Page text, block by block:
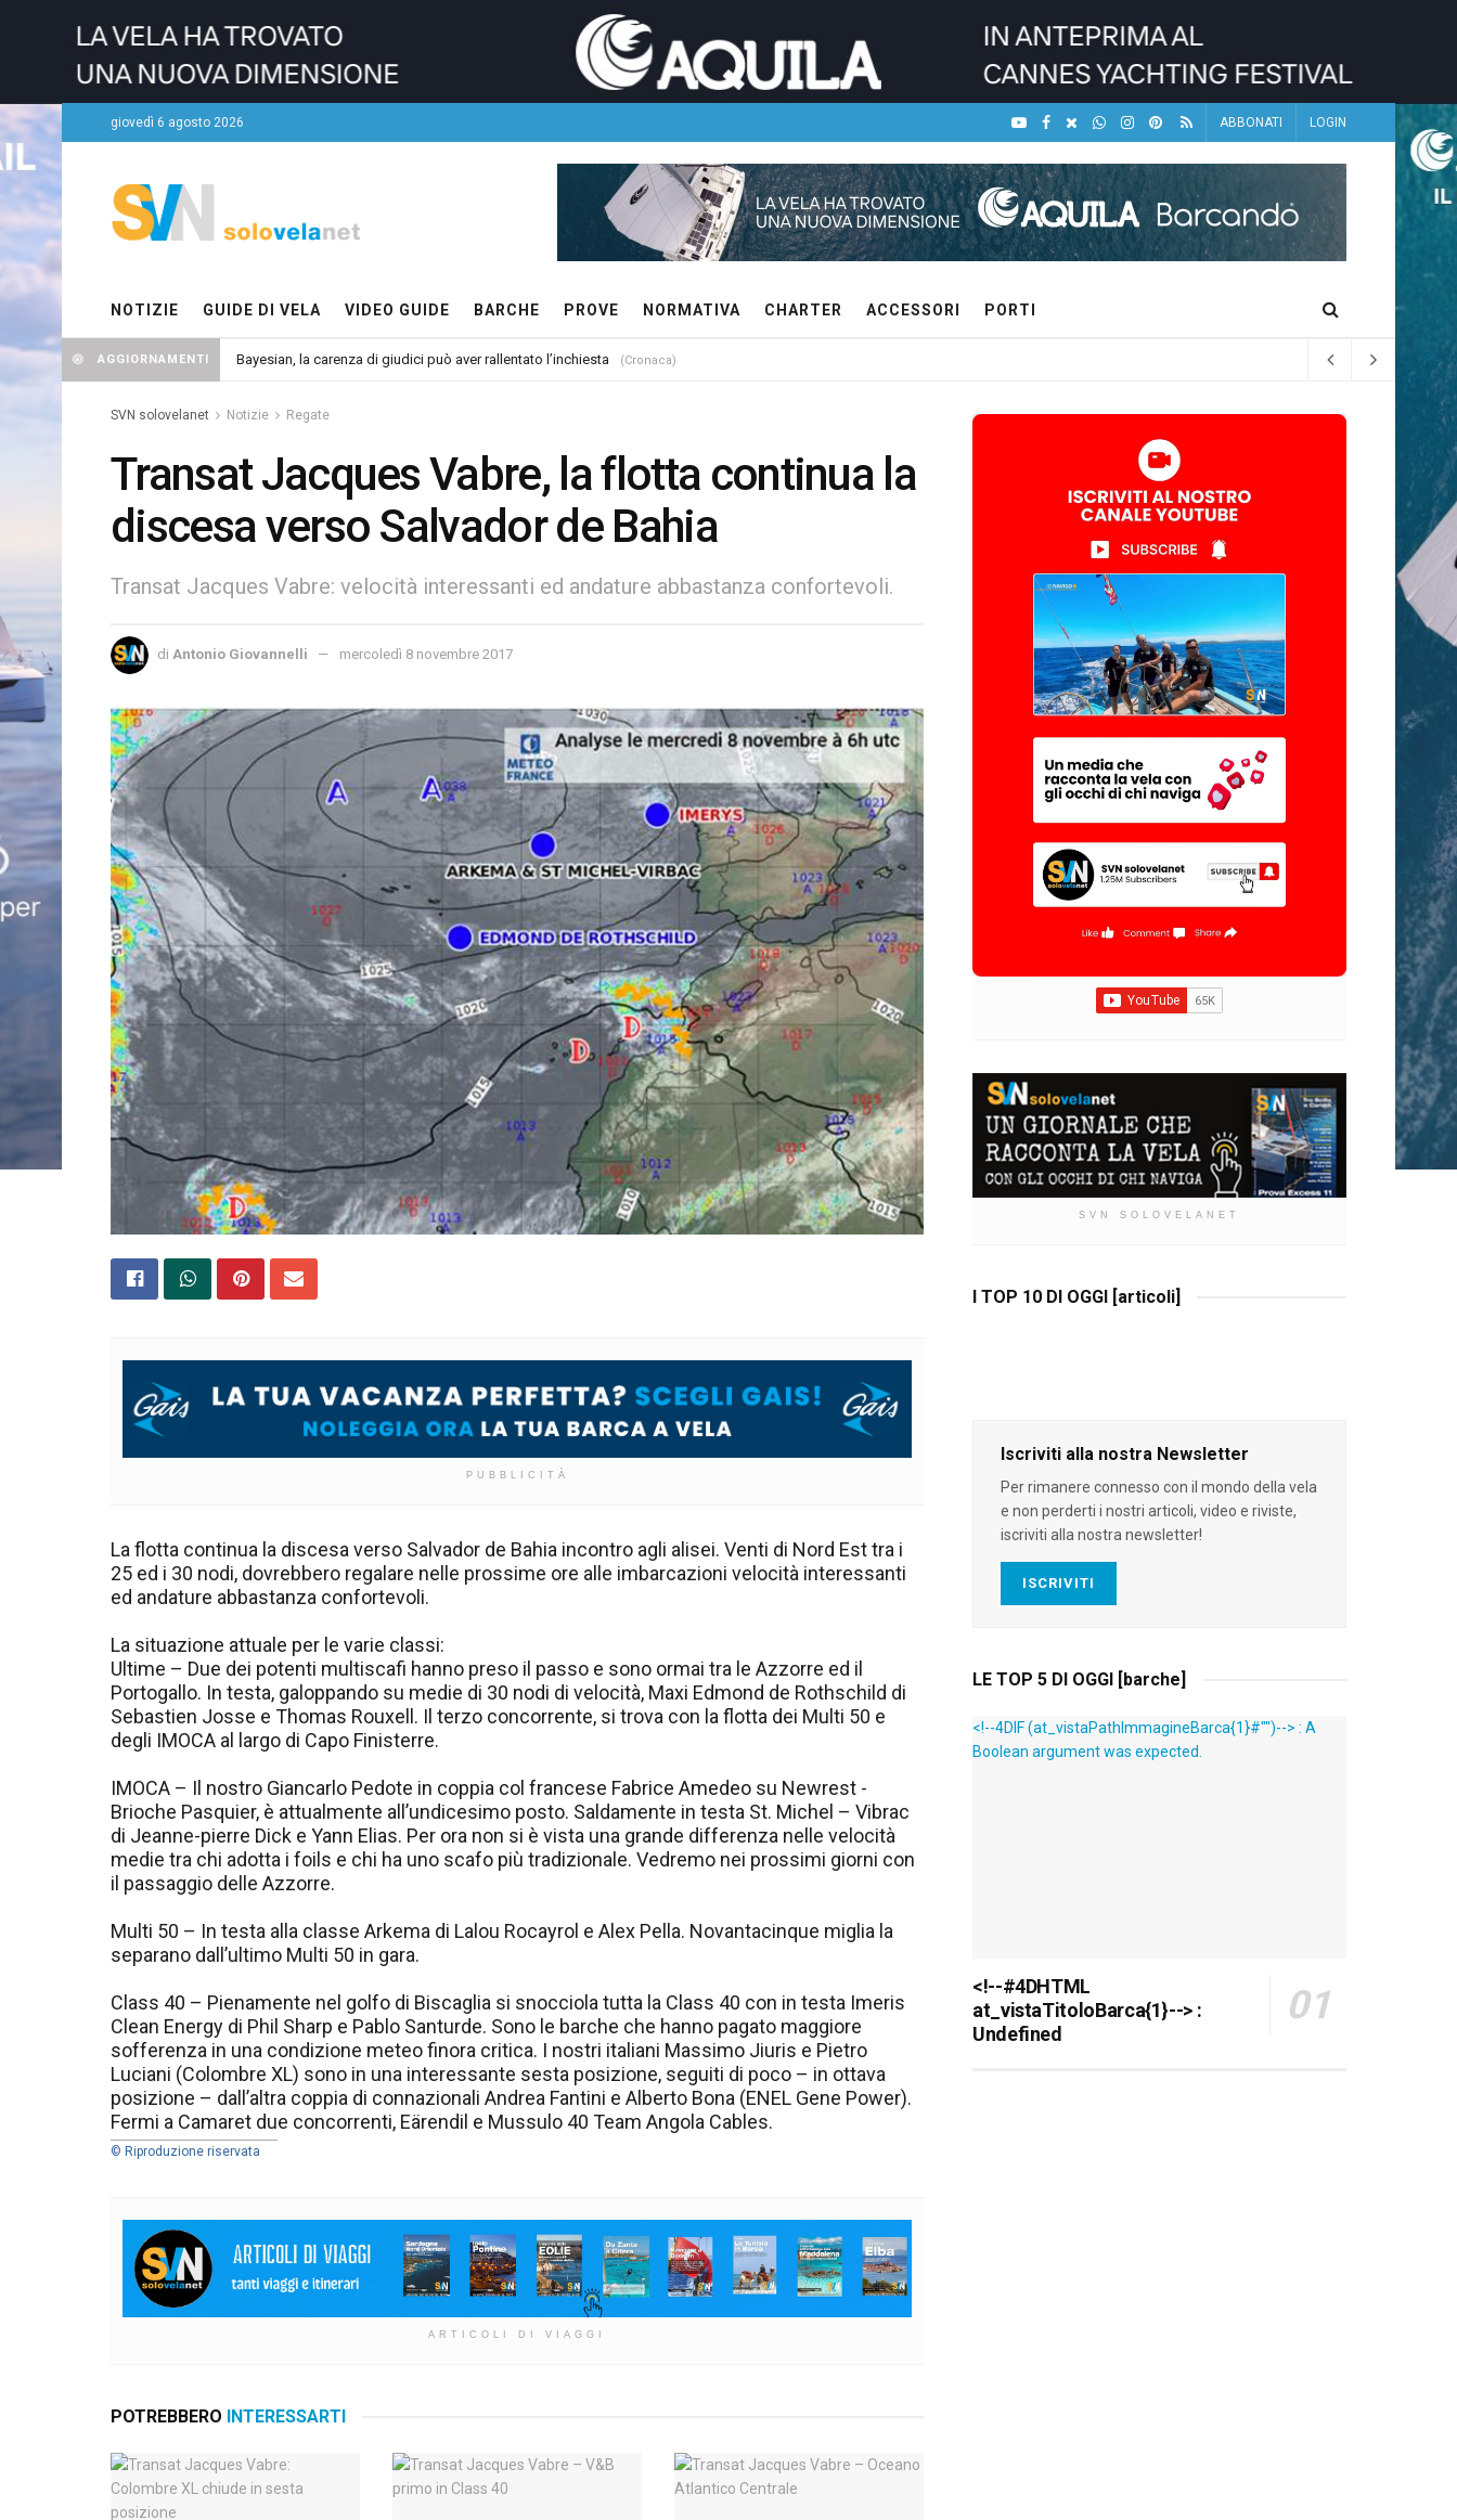
giovedì 6 agosto 2026 ABBONATI LOGIN
NOTIZIE GUIDE DI VELA VIDEO GUIDE BARCHE PROVE NORMATIVA CHARTER ACCESSORI PORTI
AGGIORNAMENTI Bayesian, la carenza di giudici può aver rallentato l’inchiesta (Cronaca)
SVN solovelanet Notizie Regate
Transat Jacques Vabre, la flotta continua la
discesa verso Salvador de Bahia
Transat Jacques Vabre: velocità interessanti ed andature abbastanza confortevoli.
di Antonio Giovannelli mercoledì 8 novembre 2017
PUBBLICITÀ
La flotta continua la discesa verso Salvador de Bahia incontro agli alisei. Venti di Nord Est tra i
25 ed i 30 nodi, dovrebbero regalare nelle prossime ore alle imbarcazioni velocità interessanti
ed andature abbastanza confortevoli.
La situazione attuale per le varie classi:
Ultime – Due dei potenti multiscafi hanno preso il passo e sono ormai tra le Azzorre ed il
Portogallo. In testa, galoppando su medie di 30 nodi di velocità, Maxi Edmond de Rothschild di
Sebastien Josse e Thomas Rouxell. Il terzo concorrente, si trova con la flotta dei Multi 50 e
degli IMOCA al largo di Capo Finisterre.
IMOCA – Il nostro Giancarlo Pedote in coppia col francese Fabrice Amedeo su Newrest -
Brioche Pasquier, è attualmente all’undicesimo posto. Saldamente in testa St. Michel – Vibrac
di Jeanne-pierre Dick e Yann Elias. Per ora non si è vista una grande differenza nelle velocità
medie tra chi adotta i foils e chi ha uno scafo più tradizionale. Vedremo nei prossimi giorni con
il passaggio delle Azzorre.
Multi 50 – In testa alla classe Arkema di Lalou Rocayrol e Alex Pella. Novantacinque miglia la
separano dall’ultimo Multi 50 in gara.
Class 40 – Pienamente nel golfo di Biscaglia si snocciola tutta la Class 40 con in testa Imeris
Clean Energy di Phil Sharp e Pablo Santurde. Sono le barche che hanno pagato maggiore
sofferenza in una condizione meteo finora critica. I nostri italiani Massimo Jiuris e Pietro
Luciani (Colombre XL) sono in una interessante sesta posizione, seguiti di poco – in ottava
posizione – dall’altra coppia di connazionali Andrea Fantini e Alberto Bona (ENEL Gene Power).
Fermi a Camaret due concorrenti, Eärendil e Mussulo 40 Team Angola Cables.
© Riproduzione riservata
ARTICOLI DI VIAGGI
POTREBBERO INTERESSARTI
SVN SOLOVELANET
I TOP 10 DI OGGI [articoli]
Iscriviti alla nostra Newsletter
Per rimanere connesso con il mondo della vela
e non perderti i nostri articoli, video e riviste,
iscriviti alla nostra newsletter!
ISCRIVITI
LE TOP 5 DI OGGI [barche]
<!--4DIF (at_vistaPathImmagineBarca{1}#"")--> : A
Boolean argument was expected.
<!--#4DHTML
at_vistaTitoloBarca{1}--> :
Undefined